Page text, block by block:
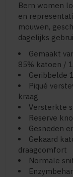
Bern women
en
mouwen,
dagelijks
Gemaakt
85% katoen /
Geribbelde
Piqué
kraag
Versterkte
Reserve
Gesneden
Gekaard
draagcomfort
Normale